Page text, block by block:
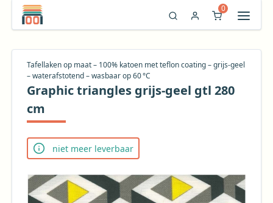
0
Tafellaken op maat – 100% katoen met teflon coating – grijs‑geel
– waterafstotend – wasbaar op 60 °C
Graphic triangles grijs-geel gtl 280
cm
niet meer leverbaar